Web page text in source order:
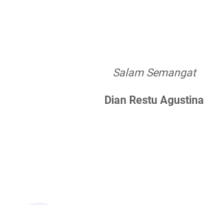
Salam Semangat
Dian Restu Agustina